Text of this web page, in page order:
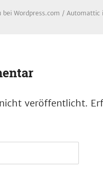
bei Wordpress.com /
veröffentlicht.